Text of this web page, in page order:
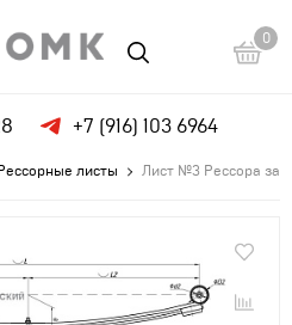
0
+7 (916) 103 6964
Рессорные листы Лист №3 Рессора